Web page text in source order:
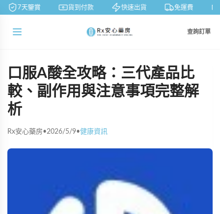
7天鑒賞 貨到付款 快速出貨 免運費
查詢訂單
口服A酸全攻略：三代產品比
較、副作用與注意事項完整解
析
Rx安心藥房•2026/5/9•健康資訊